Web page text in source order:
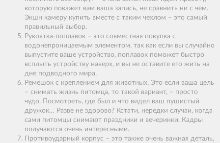
которую покажет вам ваша запись, не сравнить ни с чем.
Экшн камеру купить вместе с таким чехлом – это самый
правильный выбор.
Рукоятка-поплавок – это совместная покупка с
водонепроницаемым элементом, так как если вы случайно
выпустите ваше устройство, поплавок поможет быстро
всплыть устройству наверх, и вы не оставите его жить на
дне подводного мира.
Ремешок с креплением для животных. Это если ваша цель
– снимать жизнь питомца, то такой вариант, – просто
чудо. Посмотреть, где был и что видел ваш пушистый
дружок… Разве не здорово? Кстати, нередки случаи, когда
сами питомцы снимают праздники и вечеринки. Кадры
получаются очень интересными.
Противоударный корпус – это также очень важная деталь,